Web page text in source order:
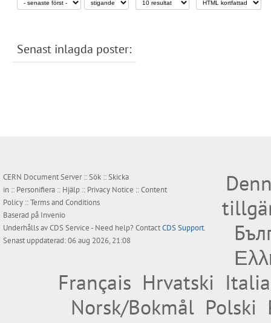
Senast inlagda poster:
CERN Document Server ::Sök ::Skicka
in :: Personifiera :: Hjälp :: Privacy Notice ::Content
Policy ::Terms and Conditions
Baserad på Invenio
Underhålls avCDS Service- Need help? ContactCDS Support.
Senast uppdaterad: 06 aug 2026, 21:08
Français Hrvatski
Norsk/Bokmål Polski